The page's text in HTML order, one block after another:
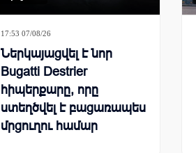
17:53 07/08/26
Ներկայացվել է նոր
Bugatti Destrier
հիպերքարը, որը
ստեղծվել է բացառապես
մրցուղու համար